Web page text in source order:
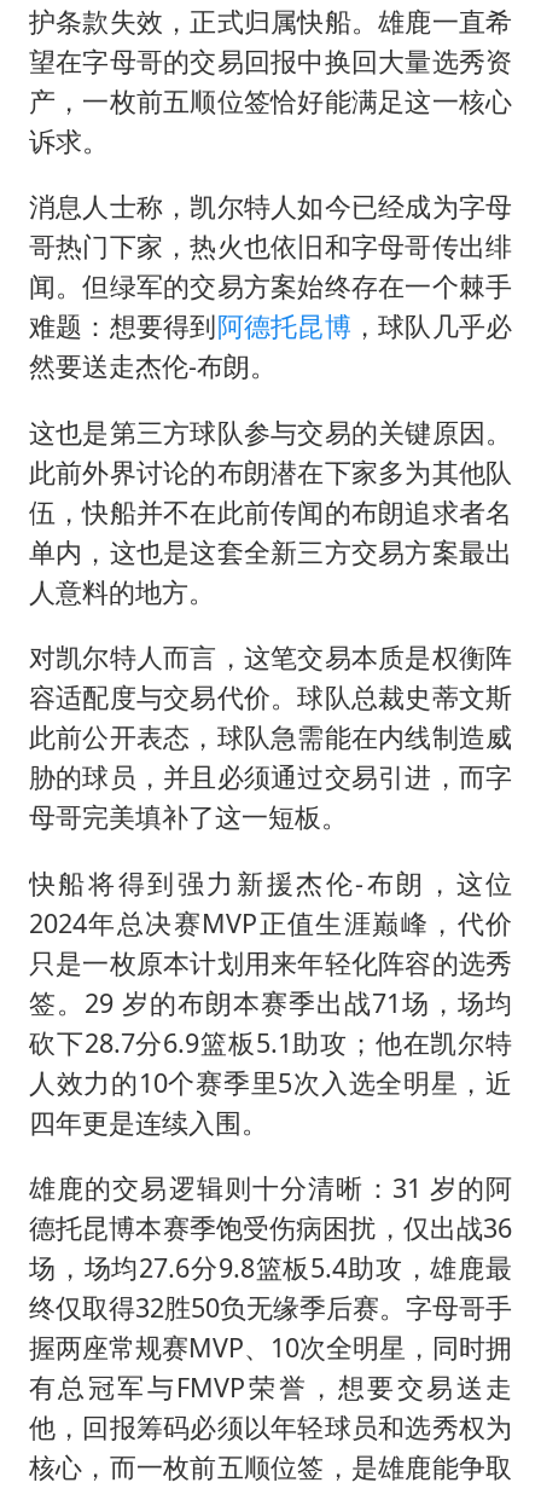
护条款失效，正式归属快船。雄鹿一直希
望在字母哥的交易回报中换回大量选秀资
产，一枚前五顺位签恰好能满足这一核心
诉求。
消息人士称，凯尔特人如今已经成为字母
哥热门下家，热火也依旧和字母哥传出绯
闻。但绿军的交易方案始终存在一个棘手
难题：想要得到阿德托昆博 ，球队几乎必
然要送走杰伦-布朗。
这也是第三方球队参与交易的关键原因。
此前外界讨论的布朗潜在下家多为其他队
伍，快船并不在此前传闻的布朗追求者名
单内，这也是这套全新三方交易方案最出
人意料的地方。
对凯尔特人而言，这笔交易本质是权衡阵
容适配度与交易代价。球队总裁史蒂文斯
此前公开表态，球队急需能在内线制造威
胁的球员，并且必须通过交易引进，而字
母哥完美填补了这一短板。
快船将得到强力新援杰伦-布朗，这位
2024年总决赛MVP正值生涯巅峰，代价
只是一枚原本计划用来年轻化阵容的选秀
签。29 岁的布朗本赛季出战71场，场均
砍下28.7分6.9篮板5.1助攻；他在凯尔特
人效力的10个赛季里5次入选全明星，近
四年更是连续入围。
雄鹿的交易逻辑则十分清晰：31 岁的阿
德托昆博本赛季饱受伤病困扰，仅出战36
场，场均27.6分9.8篮板5.4助攻，雄鹿最
终仅取得32胜50负无缘季后赛。字母哥手
握两座常规赛MVP、10次全明星，同时拥
有总冠军与FMVP荣誉，想要交易送走
他，回报筹码必须以年轻球员和选秀权为
核心，而一枚前五顺位签，是雄鹿能争取